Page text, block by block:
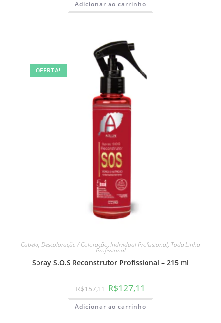
Adicionar ao carrinho
OFERTA!
Cabelo, Descoloração / Coloração, Individual Profissional, Toda Linha
Profissional
Spray S.O.S Reconstrutor Profissional – 215 ml
R$157,11 R$127,11
Adicionar ao carrinho